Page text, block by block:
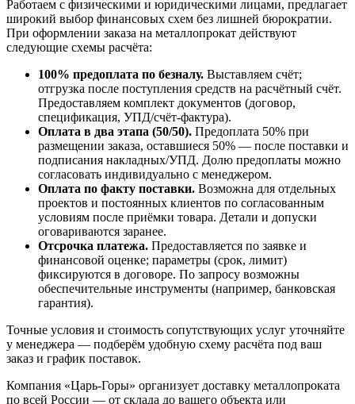
Работаем с физическими и юридическими лицами, предлагает
широкий выбор финансовых схем без лишней бюрократии.
При оформлении заказа на металлопрокат действуют
следующие схемы расчёта:
100% предоплата по безналу. Выставляем счёт;
отгрузка после поступления средств на расчётный счёт.
Предоставляем комплект документов (договор,
спецификация, УПД/счёт-фактура).
Оплата в два этапа (50/50). Предоплата 50% при
размещении заказа, оставшиеся 50% — после поставки и
подписания накладных/УПД. Долю предоплаты можно
согласовать индивидуально с менеджером.
Оплата по факту поставки. Возможна для отдельных
проектов и постоянных клиентов по согласованным
условиям после приёмки товара. Детали и допуски
оговариваются заранее.
Отсрочка платежа. Предоставляется по заявке и
финансовой оценке; параметры (срок, лимит)
фиксируются в договоре. По запросу возможны
обеспечительные инструменты (например, банковская
гарантия).
Точные условия и стоимость сопутствующих услуг уточняйте
у менеджера — подберём удобную схему расчёта под ваш
заказ и график поставок.
Компания «Царь-Горы» организует доставку металлопроката
по всей России — от склада до вашего объекта или